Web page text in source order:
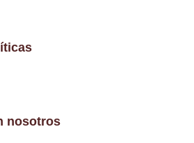
nosotros